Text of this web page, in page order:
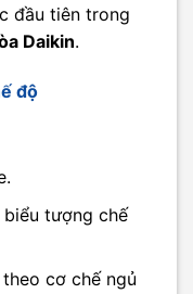
đầu tiên trong
Daikin.
độ
biểu tượng chế
cơ chế ngủ